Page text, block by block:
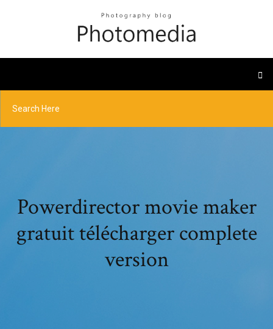
Powerdirector movie maker
gratuit télécharger complete
version